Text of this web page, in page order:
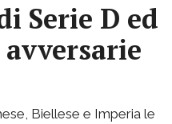
Serie D ed
avversarie
Biellese e Imperia le